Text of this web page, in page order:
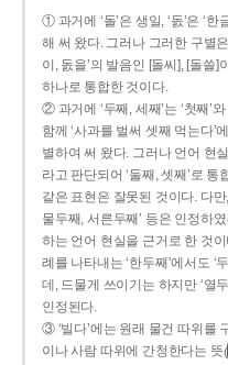
① 과거에 ‘돌’은 생일, ‘돐’은 ‘
해 써 왔다. 그러나 그러한 구별
이, 돐을’의 발음인 [돌씨], [돌쓸]
하나로 통합한 것이다.
② 과거에 ‘두째, 세째’는 ‘첫째’
함께 ‘사과를 벌써 셋째 먹는다’
별하여 써 왔다. 그러나 언어 현
라고 판단되어 ‘둘째, 셋째’로 통
같은 표현은 잘못된 것이다. 다만
물두째, 서른두째’ 등은 인정하
하는 언어 현실을 근거로 한 것
례를 나타내는 ‘한두째’에서도 ‘
데, 드물게 쓰이기는 하지만 ‘열
인정된다.
③ ‘빌다’에는 원래 물건 따위를
이나 사람 따위에 간청한다는 뜻(